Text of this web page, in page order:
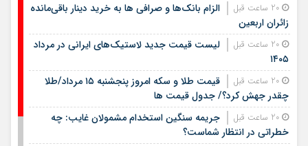
الزام بانک‌ها و صرافی ها به خرید دینار باقی‌مانده
زائران اربعین
لیست قیمت جدید لاستیک‌های ایرانی در مرداد
۱۴۰۵
قیمت طلا و سکه امروز پنجشنبه ۱۵ مرداد/طلا
چقدر جهش کرد؟/ جدول قیمت ها
جریمه سنگین استخدام مشمولان غایب: چه
خطراتی در انتظار شماست؟